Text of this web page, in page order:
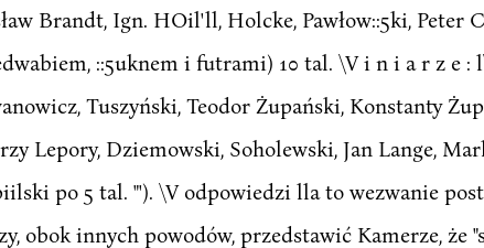
Brandt, Ign. HOil'll, Holcke, Pawłow::5ki, Peter
::5uknem i futrami) 10 tal. \V i n i a r z e :
Tuszyński, Teodor Żupański, Konstanty
Lepory, Dziemowski, Soholewski, Jan Lange,
po 5 tal. "'). \V odpowiedzi lla to wezwanie
obok innych powodów, przedstawić Kamerze, że